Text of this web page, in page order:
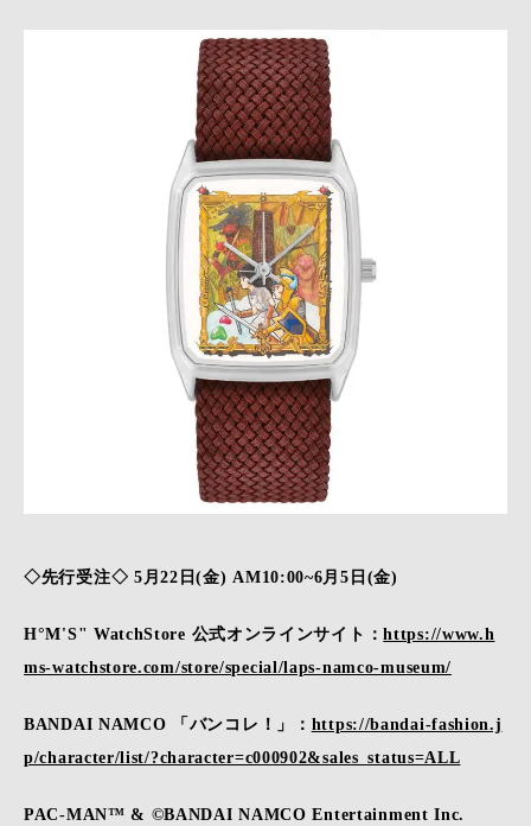
◇先行受注◇ 5月22日(金) AM10:00~6月5日(金)
H°M'S" WatchStore 公式オンラインサイト：https://www.h
ms-watchstore.com/store/special/laps-namco-museum/
BANDAI NAMCO 「バンコレ！」： https://bandai-fashion.j
p/character/list/?character=c000902&sales_status=ALL
PAC-MAN™ & ©BANDAI NAMCO Entertainment Inc.